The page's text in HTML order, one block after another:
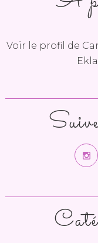
Voir le profil de